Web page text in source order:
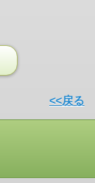
<<戻る